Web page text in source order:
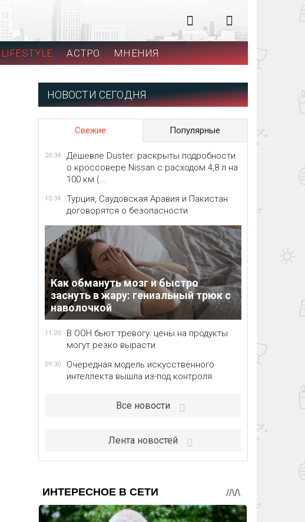
LIFESTYLE АСТРО МНЕНИЯ
НОВОСТИ СЕГОДНЯ
Свежие Популярные
20:34
Дешевле Duster: раскрыты подробности
о кроссовере Nissan с расходом 4,8 л на
100 км (...
15:34
Турция, Саудовская Аравия и Пакистан
договорятся о безопасности
Как обмануть мозг и быстро
заснуть в жару: гениальный трюк с
наволочкой
11:20
В ООН бьют тревогу: цены на продукты
могут резко вырасти
09:30
Очередная модель искусственного
интеллекта вышла из-под контроля
Все новости
Лента новостей